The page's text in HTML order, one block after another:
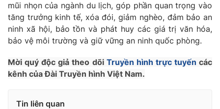
Tư vấn
Chuyên mục khác
Emagazine Podcast
Photo Infographic
Video
mũi nhọn của ngành du lịch, góp phần quan trọng vào
tăng trưởng kinh tế, xóa đói, giảm nghèo, đảm bảo an
ninh xã hội, bảo tồn và phát huy các giá trị văn hóa,
bảo vệ môi trường và giữ vững an ninh quốc phòng.
Mời quý độc giả theo dõi Truyền hình trực tuyến các
kênh của Đài Truyền hình Việt Nam.
Tin liên quan